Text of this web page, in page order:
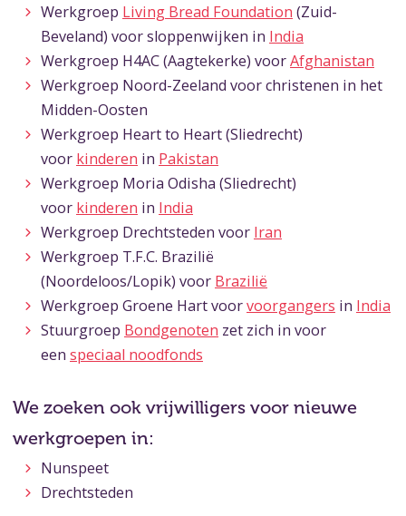
Werkgroep Living Bread Foundation (Zuid-
Beveland) voor sloppenwijken in India
Werkgroep H4AC (Aagtekerke) voorAfghanistan
Werkgroep Noord-Zeeland voor christenen in het
Midden-Oosten
Werkgroep Heart to Heart (Sliedrecht)
voor kinderen in Pakistan
Werkgroep Moria Odisha (Sliedrecht)
voor kinderen in India
Werkgroep Drechtsteden voor Iran
Werkgroep T.F.C. Brazilië
(Noordeloos/Lopik) voor Brazilië
Werkgroep Groene Hart voorvoorgangers in India
Stuurgroep Bondgenoten zet zich in voor
een speciaal noodfonds
We zoeken ook vrijwilligers voor nieuwe
werkgroepen in:
Nunspeet
Drechtsteden